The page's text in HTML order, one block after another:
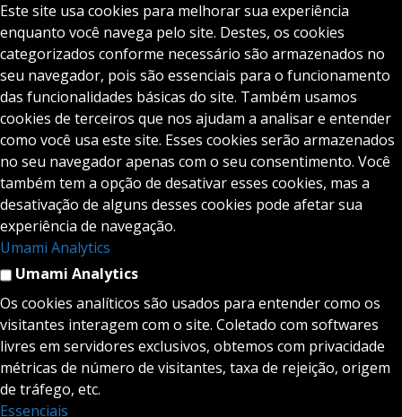
Este site usa cookies para melhorar sua experiência
enquanto você navega pelo site. Destes, os cookies
categorizados conforme necessário são armazenados no
seu navegador, pois são essenciais para o funcionamento
das funcionalidades básicas do site. Também usamos
cookies de terceiros que nos ajudam a analisar e entender
como você usa este site. Esses cookies serão armazenados
no seu navegador apenas com o seu consentimento. Você
também tem a opção de desativar esses cookies, mas a
desativação de alguns desses cookies pode afetar sua
experiência de navegação.
Umami Analytics
Umami Analytics
Os cookies analíticos são usados para entender como os
visitantes interagem com o site. Coletado com softwares
livres em servidores exclusivos, obtemos com privacidade
métricas de número de visitantes, taxa de rejeição, origem
de tráfego, etc.
Essenciais